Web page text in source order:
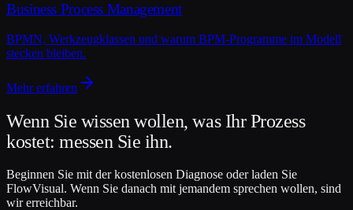
Business Process Management
BPMN, Werkzeugklassen und warum BPM-Programme im Modell
stecken bleiben.
Mehr erfahren
Wenn Sie wissen wollen, was Ihr Prozess
kostet: messen Sie ihn.
Beginnen Sie mit der kostenlosen Diagnose oder laden Sie
FlowVisual. Wenn Sie danach mit jemandem sprechen wollen, sind
wir erreichbar.